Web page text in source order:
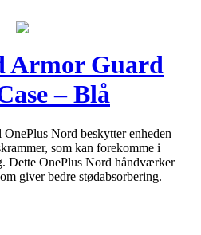
Armor Guard
– Blå
Nord beskytter enheden
som kan forekomme i
Dette OnePlus Nord håndværker
giver bedre stødabsorbering.